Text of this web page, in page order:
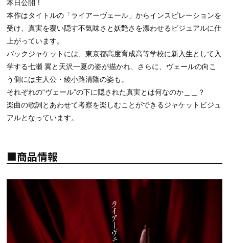
本日公開！
本作はタイトルの「ライアーヴェール」からインスピレーションを
受け、真実を覆い隠す不気味さと妖艶さを漂わせるビジュアルに仕
上がっています。
バックジャケットには、東京都高度育成高等学校に新入生として入
学する七瀬 翼と天沢一夏の姿が描かれ、さらに、ヴェールの向こ
う側には主人公・綾小路清隆の姿も。
それぞれの“ヴェール”の下に隠された真実とは何なのか＿＿？
楽曲の歌詞とあわせて考察を楽しむことができるジャケットビジュ
アルとなっています。
■商品情報